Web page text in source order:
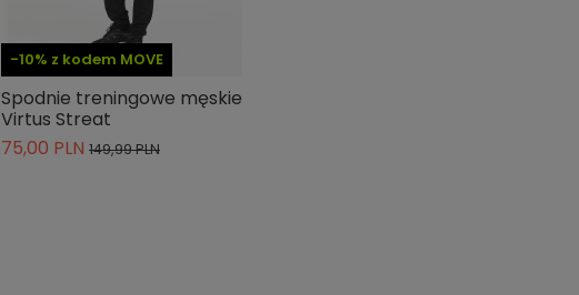
-10% z kodem MOVE
Spodnie treningowe męskie
Virtus Streat
75,00 PLN 149,99 PLN